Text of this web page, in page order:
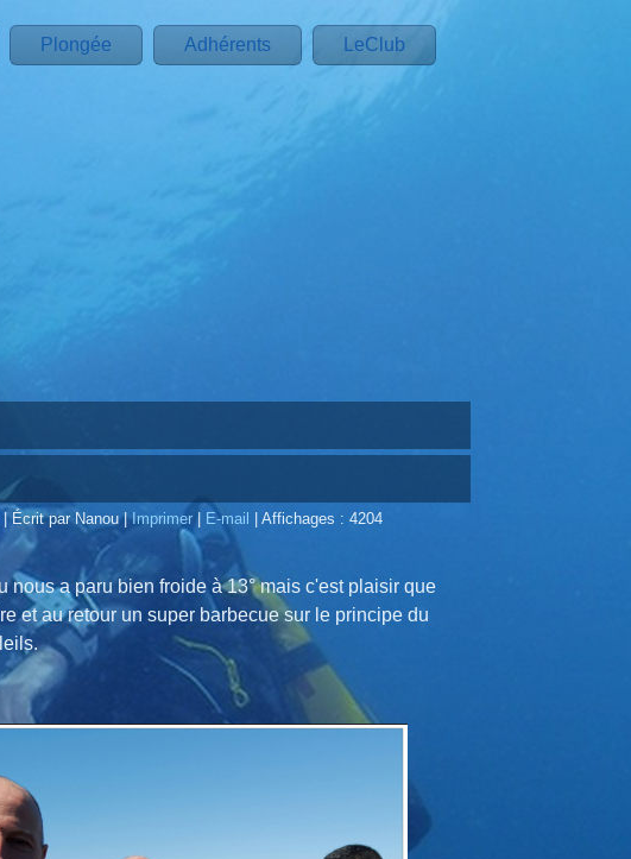
Plongée Adhérents LeClub
| Écrit par Nanou|Imprimer E-mail |Affichages : 4204
a paru bien froide à 13° mais c'est plaisir que
et au retour un super barbecue sur le principe du